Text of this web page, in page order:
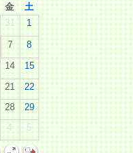
金
土
31 1
7
8
14
15
21
22
28
29
4 5